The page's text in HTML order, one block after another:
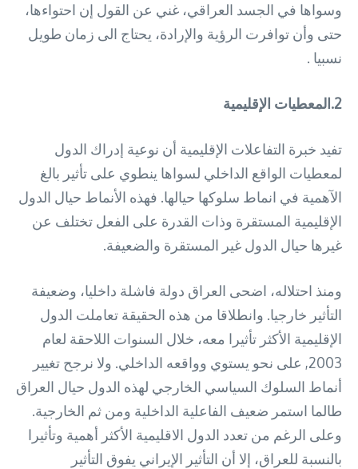
وسواها في الجسد العراقي، غني عن القول إن احتواءها،
حتى وأن توافرت الرؤية والإرادة، يحتاج الى زمان طويل
نسبيا .
2.المعطيات الإقليمية
تفيد خبرة التفاعلات الإقليمية أن نوعية إدراك الدول
لمعطيات الواقع الداخلي لسواها ينطوي على تأثير بالغ
الآهمية في انماط سلوكها حيالها. فهذه الأنماط حيال الدول
الإقليمية المستقرة وذات القدرة على الفعل تختلف عن
غيرها حيال الدول غير المستقرة والضعيفة.
ومنذ احتلاله، اضحى العراق دولة فاشلة داخليا، وضعيفة
التأثير خارجيا. وانطلاقا من هذه الحقيقة تعاملت الدول
الإقليمية الأكثر تأثيرا معه، خلال السنوات اللاحقة لعام
2003, على نحو يستوي وواقعه الداخلي. ولا نرجح تغيير
أنماط السلوك السياسي الخارجي لهذه الدول حيال العراق
طالما استمر ضعيف الفاعلية الداخلية ومن ثم الخارجية.
وعلى الرغم من تعدد الدول الاقليمية الأكثر أهمية وتأثيرا
بالنسبة للعراق، إلا أن التأثير الإيراني يفوق التأثير